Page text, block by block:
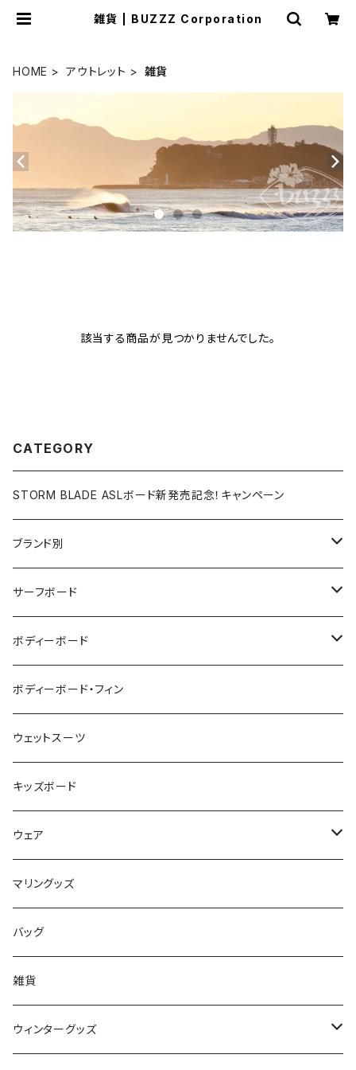
雑貨 | BUZZZ Corporation
HOME アウトレット 雑貨
該当する商品が見つかりませんでした。
CATEGORY
STORM BLADE ASLボード新発売記念！キャンペーン
ブランド別
V-BODY BOARDS
ZEBEC
pride.m
FLOCO
Mermaid & Guys
UNDERSERIES
TABIE REVO
AQA
STORMBLADE
サーフボード
BBS / EAU WETSUITS
サーフボード
サーフボード
フィン
サーフボードアクセサリー
ボディーボード
ボディーボード
BBフィン
BBアクセサリー
コイルコード
ボードケース
ボディーボード・フィン
ウェットスーツ
キッズボード
ウェア
メンズ
レディース
キッズ
マリングッズ
バッグ
雑貨
ウィンターグッズ